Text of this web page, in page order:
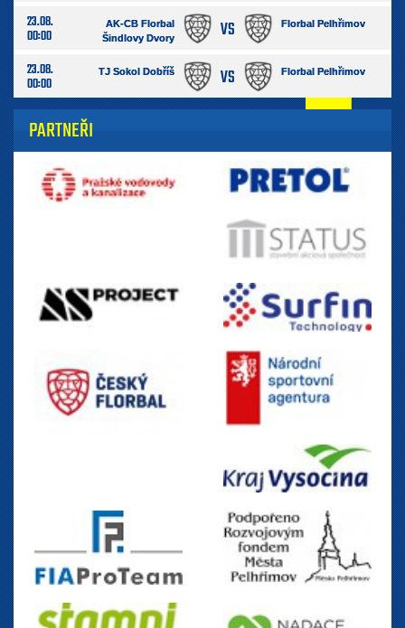
23.08.
00:00
AK-CB Florbal
Šindlovy Dvory
VS Florbal Pelhřimov
23.08.
00:00
TJ Sokol Dobříš VS Florbal Pelhřimov
PARTNEŘI